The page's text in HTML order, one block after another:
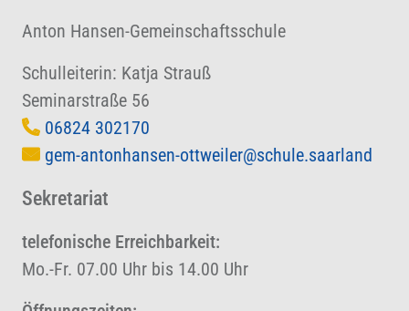
Anton Hansen-Gemeinschaftsschule
Schulleiterin: Katja Strauß
Seminarstraße 56
06824 302170
gem-antonhansen-ottweiler@schule.saarland
Sekretariat
telefonische Erreichbarkeit:
Mo.-Fr. 07.00 Uhr bis 14.00 Uhr